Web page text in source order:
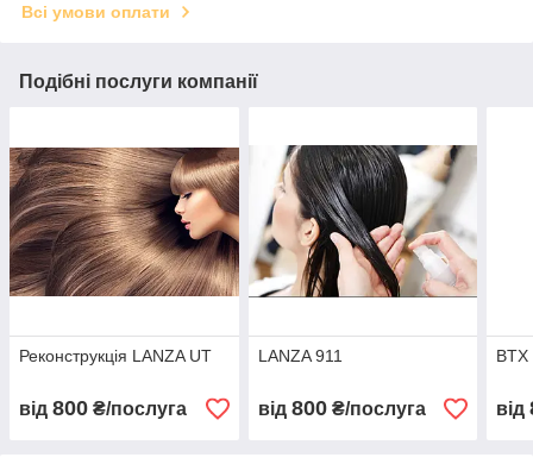
Всі умови оплати
Подібні послуги компанії
Реконструкція LANZA UT
від 800 ₴/послуга
LANZA 911
від 800₴/послуга
BTX
від